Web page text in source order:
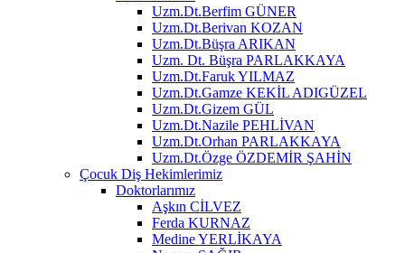
Uzm.Dt.Berfim GÜNER
Uzm.Dt.Berivan KOZAN
Uzm.Dt.Büşra ARIKAN
Uzm. Dt. Büşra PARLAKKAYA
Uzm.Dt.Faruk YILMAZ
Uzm.Dt.Gamze KEKİL ADIGÜZEL
Uzm.Dt.Gizem GÜL
Uzm.Dt.Nazile PEHLİVAN
Uzm.Dt.Orhan PARLAKKAYA
Uzm.Dt.Özge ÖZDEMİR ŞAHİN
Çocuk Diş Hekimlerimiz
Doktorlarımız
Aşkın CİLVEZ
Ferda KURNAZ
Medine YERLİKAYA